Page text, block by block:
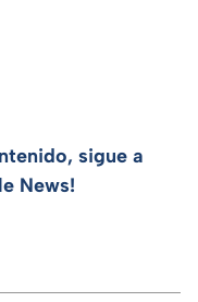
sigue a
News!